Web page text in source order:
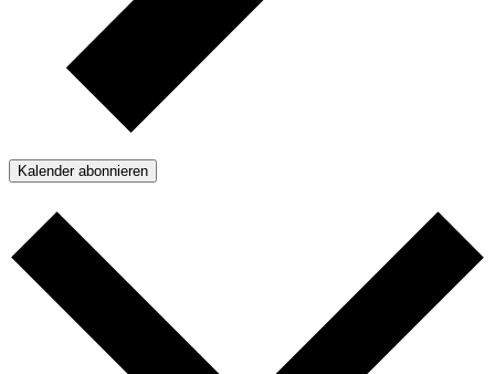
Kalender abonnieren